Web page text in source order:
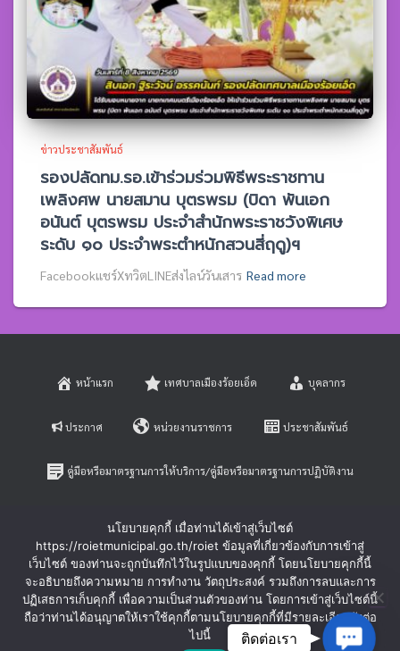
ข่าวประชาสัมพันธ์
รองปลัดทม.รอ.เข้าร่วมร่วมพิธีพระราชทาน
เพลิงศพ นายสมาน บุตรพรม (บิดา พันเอก
อนันต์ บุตรพรม ประจำสำนักพระราชวังพิเศษ
ระดับ ๑๐ ประจำพระตำหนักสวนสี่ฤดู)ฯ
Facebookแชร์XทวิตLINEส่งไลน์วันเสาร Read more
หน้าแรก เทศบาลเมืองร้อยเอ็ด บุคลากร
ประกาศ หน่วยงานราชการ ประชาสัมพันธ์
คู่มือหรือมาตรฐานการให้บริการ/คู่มือหรือมาตรฐานการปฏิบัติงาน
หลักเกณฑ์การบริหารและพัฒนาทรัพยากรบุคคล
ร้องเรียนการทุจริตและประพฤติมิชอบ ร้องทุกข์-ร้องเรียน
Hestia | Developed by ThemeIsle
นโยบายคุกกี้ เมื่อท่านได้เข้าสู่เว็บไซต์
https://roietmunicipal.go.th/roiet ข้อมูลที่เกี่ยวข้องกับการเข้าสู่
เว็บไซต์ ของท่านจะถูกบันทึกไว้ในรูปแบบของคุกกี้ โดยนโยบายคุกกี้นี้
จะอธิบายถึงความหมาย การทำงาน วัตถุประสงค์ รวมถึงการลบและการ
ปฏิเสธการเก็บคุกกี้ เพื่อความเป็นส่วนตัวของท่าน โดยการเข้าสู่เว็บไซต์นี้
ถือว่าท่านได้อนุญาตให้เราใช้คุกกี้ตามนโยบายคุกกี้ที่มีรายละเอียดดังต่อ
ไปนี้
ติดต่อเรา